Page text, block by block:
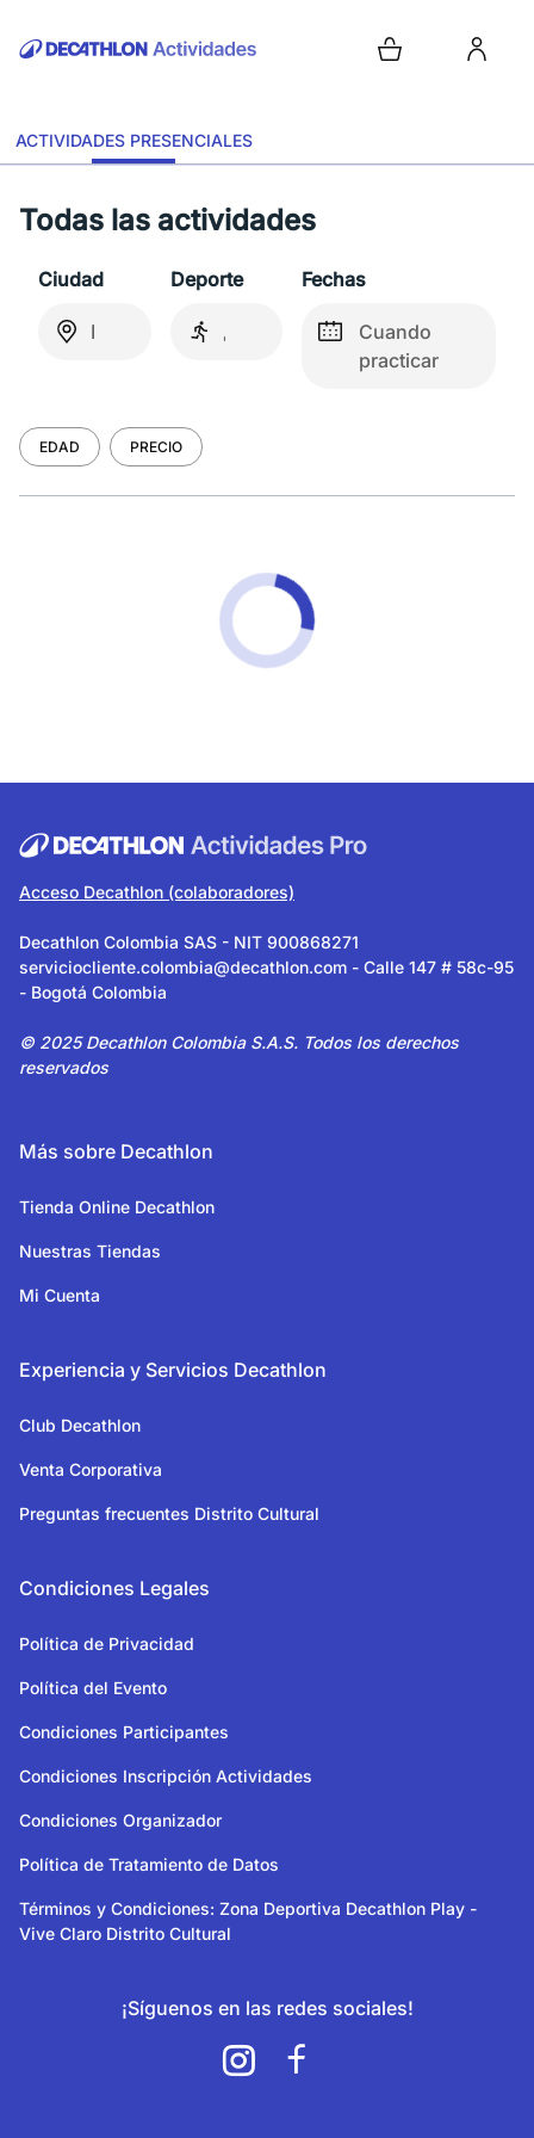
ACTIVIDADES PRESENCIALES
Todas las actividades
Ciudad Deporte Fechas
Cuando
practicar
EDAD PRECIO
Acceso Decathlon (colaboradores)
Decathlon Colombia SAS - NIT 900868271
serviciocliente.colombia@decathlon.com - Calle 147 # 58c-95
- Bogotá Colombia
© 2025 Decathlon Colombia S.A.S. Todos los derechos
reservados
Más sobre Decathlon
Tienda Online Decathlon
Nuestras Tiendas
Mi Cuenta
Experiencia y Servicios Decathlon
Club Decathlon
Venta Corporativa
Preguntas frecuentes Distrito Cultural
Condiciones Legales
Política de Privacidad
Política del Evento
Condiciones Participantes
Condiciones Inscripción Actividades
Condiciones Organizador
Política de Tratamiento de Datos
Términos y Condiciones: Zona Deportiva Decathlon Play -
Vive Claro Distrito Cultural
¡Síguenos en las redes sociales!